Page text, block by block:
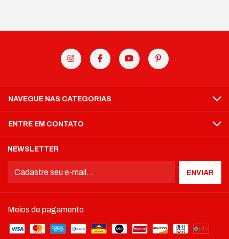
NAVEGUE NAS CATEGORIAS
ENTRE EM CONTATO
NEWSLETTER
Meios de pagamento